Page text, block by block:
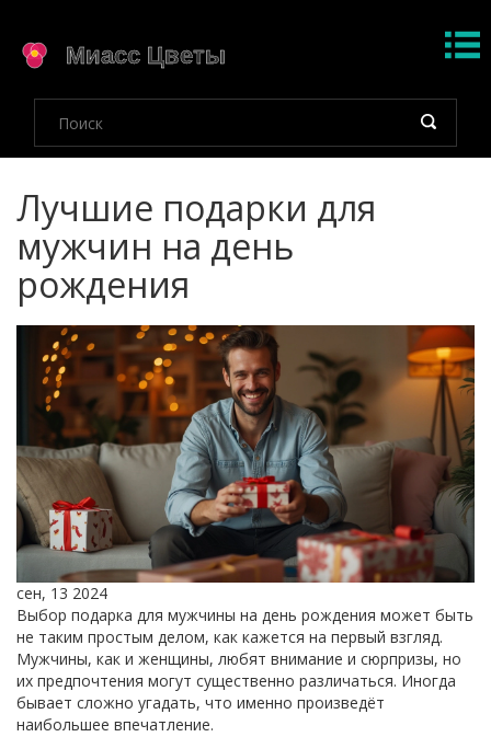
Лучшие подарки для
мужчин на день
рождения
сен, 13 2024
Выбор подарка для мужчины на день рождения может быть
не таким простым делом, как кажется на первый взгляд.
Мужчины, как и женщины, любят внимание и сюрпризы, но
их предпочтения могут существенно различаться. Иногда
бывает сложно угадать, что именно произведёт
наибольшее впечатление.